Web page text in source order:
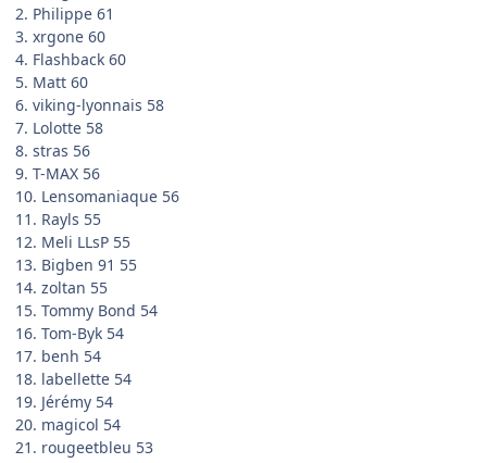
2. Philippe 61
3. xrgone 60
4. Flashback 60
5. Matt 60
6. viking-lyonnais 58
7. Lolotte 58
8. stras 56
9. T-MAX 56
10. Lensomaniaque 56
11. Rayls 55
12. Meli LLsP 55
13. Bigben 91 55
14. zoltan 55
15. Tommy Bond 54
16. Tom-Byk 54
17. benh 54
18. labellette 54
19. Jérémy 54
20. magicol 54
21. rougeetbleu 53